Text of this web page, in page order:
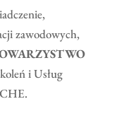
zawodowych,
i Usług